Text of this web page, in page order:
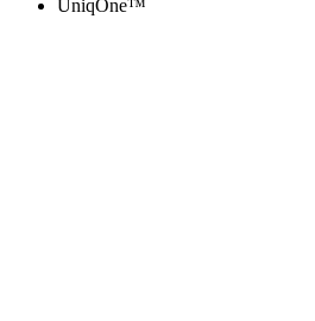
UniqOne™